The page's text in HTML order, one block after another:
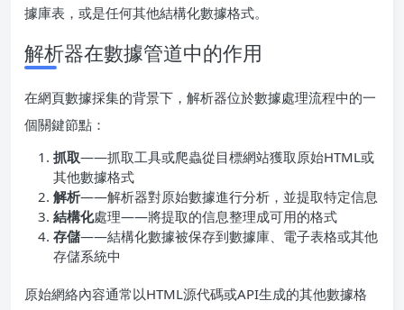
據庫表，或是任何其他結構化數據格式。
解析器在數據管道中的作用
在網頁數據採集的背景下，解析器位於數據處理流程中的一
個關鍵節點：
抓取——抓取工具或爬蟲從目標網站獲取原始HTML或
其他數據格式
解析——解析器對原始數據進行分析，並提取特定信息
結構化處理——將提取的信息整理成可用的格式
存儲——結構化數據被保存到數據庫、電子表格或其他
存儲系統中
原始網絡內容通常以HTML源代碼或API生成的其他數據格